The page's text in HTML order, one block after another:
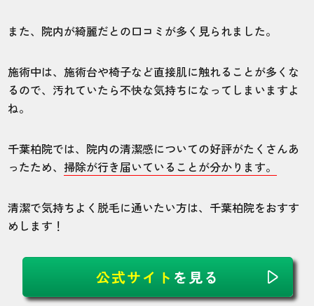
また、院内が綺麗だとの口コミが多く見られました。
施術中は、施術台や椅子など直接肌に触れることが多くな
るので、汚れていたら不快な気持ちになってしまいますよ
ね。
千葉柏院では、院内の清潔感についての好評がたくさんあ
ったため、 掃除が行き届いていることが分かります。
清潔で気持ちよく脱毛に通いたい方は、千葉柏院をおすす
めします！
公式サイト を見る